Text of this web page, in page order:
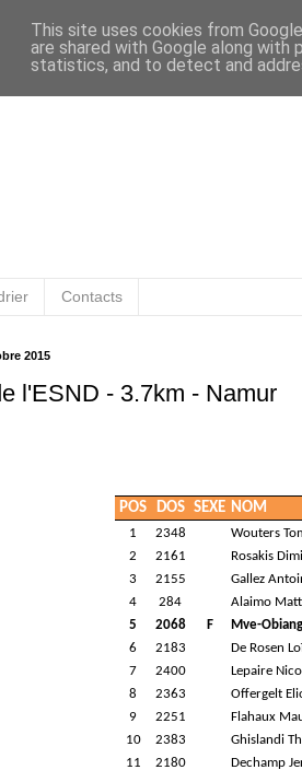
Contacts
2015
l'ESND - 3.7km - Namur
POS DOS SEXE NOM
1 2348
Wouters
2
2161
Rosakis
3
2155
Gallez
4
284
Alaimo
5
2068 F
Mve-
6
2183
De Rosen
7
2400
Lepaire
8
2363
Offergelt
9
2251
Flahaux
10
2383
Ghislandi
11
2180
Dechamp
This site uses cookies from
are shared with Google along
statistics, and to detect and